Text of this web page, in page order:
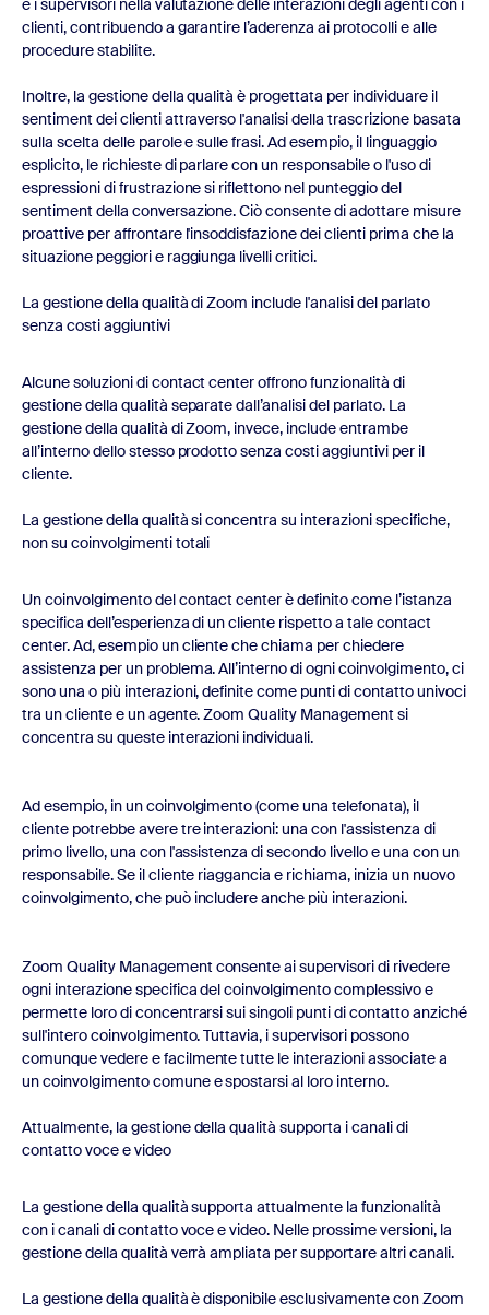
e i supervisori nella valutazione delle interazioni degli agenti con i
clienti, contribuendo a garantire l’aderenza ai protocolli e alle
procedure stabilite.
Inoltre, la gestione della qualità è progettata per individuare il
sentiment dei clienti attraverso l'analisi della trascrizione basata
sulla scelta delle parole e sulle frasi. Ad esempio, il linguaggio
esplicito, le richieste di parlare con un responsabile o l'uso di
espressioni di frustrazione si riflettono nel punteggio del
sentiment della conversazione. Ciò consente di adottare misure
proattive per affrontare l'insoddisfazione dei clienti prima che la
situazione peggiori e raggiunga livelli critici.
La gestione della qualità di Zoom include l'analisi del parlato
senza costi aggiuntivi
Alcune soluzioni di contact center offrono funzionalità di
gestione della qualità separate dall’analisi del parlato. La
gestione della qualità di Zoom, invece, include entrambe
all’interno dello stesso prodotto senza costi aggiuntivi per il
cliente.
La gestione della qualità si concentra su interazioni specifiche,
non su coinvolgimenti totali
Un coinvolgimento del contact center è definito come l’istanza
specifica dell’esperienza di un cliente rispetto a tale contact
center. Ad, esempio un cliente che chiama per chiedere
assistenza per un problema. All’interno di ogni coinvolgimento, ci
sono una o più interazioni, definite come punti di contatto univoci
tra un cliente e un agente. Zoom Quality Management si
concentra su queste interazioni individuali.
Ad esempio, in un coinvolgimento (come una telefonata), il
cliente potrebbe avere tre interazioni: una con l'assistenza di
primo livello, una con l'assistenza di secondo livello e una con un
responsabile. Se il cliente riaggancia e richiama, inizia un nuovo
coinvolgimento, che può includere anche più interazioni.
Zoom Quality Management consente ai supervisori di rivedere
ogni interazione specifica del coinvolgimento complessivo e
permette loro di concentrarsi sui singoli punti di contatto anziché
sull'intero coinvolgimento. Tuttavia, i supervisori possono
comunque vedere e facilmente tutte le interazioni associate a
un coinvolgimento comune e spostarsi al loro interno.
Attualmente, la gestione della qualità supporta i canali di
contatto voce e video
La gestione della qualità supporta attualmente la funzionalità
con i canali di contatto voce e video. Nelle prossime versioni, la
gestione della qualità verrà ampliata per supportare altri canali.
La gestione della qualità è disponibile esclusivamente con Zoom